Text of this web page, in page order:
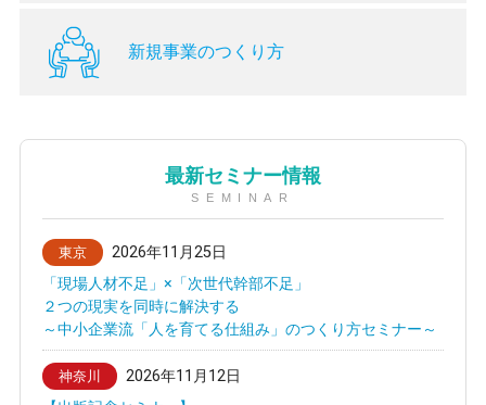
新規事業のつくり方
最新セミナー情報
SEMINAR
東京
2026年11月25日
「現場人材不足」×「次世代幹部不足」
２つの現実を同時に解決する
～中小企業流「人を育てる仕組み」のつくり方セミナー～
神奈川
2026年11月12日